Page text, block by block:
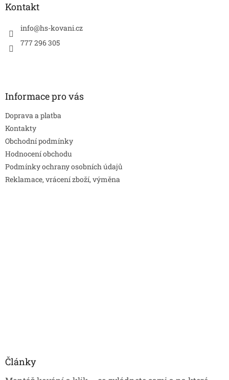
Kontakt
info@hs-kovani.cz
777 296 305
Informace pro vás
Doprava a platba
Kontakty
Obchodní podmínky
Hodnocení obchodu
Podmínky ochrany osobních údajů
Reklamace, vrácení zboží, výměna
Články